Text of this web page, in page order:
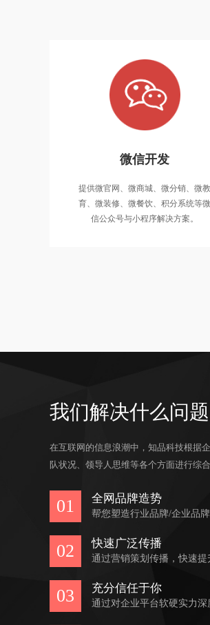
微信开发
提供微官网、微商城、微分销、微教
育、微装修、微餐饮、积分系统等微
信公众号与小程序解决方案。
我们解决什么问题
在互联网的信息浪潮中，知品科技根据
队状况、领导人思维等各个方面进行综
01 全网品牌造势
帮您塑造行业品牌/企业品
02 快速广泛传播
通过营销策划传播，快速
03 充分信任于你
通过对企业平台软硬实力